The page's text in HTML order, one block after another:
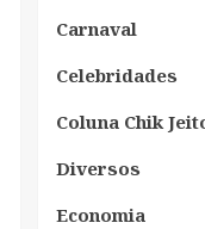
Carnaval
Celebridades
Coluna Chik
Diversos
Economia